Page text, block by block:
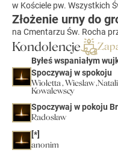
w Kościele pw. Wszystkich
Złożenie urny do
na Cmentarzu Św. Rocha
Kondolencje
Byłeś wspaniałym
Spoczywaj w spokoju
Wioletta , Wieslaw
Kowalewscy
Spoczywaj w pokoju
Radosław
[*]
anonim